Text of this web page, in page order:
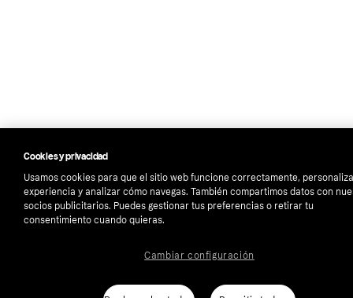
Cookies y privacidad
Usamos cookies para que el sitio web funcione correctamente,
experiencia y analizar cómo navegas. También compartimos datos con
socios publicitarios. Puedes gestionar tus preferencias o retirar tu
consentimiento cuando quieras.
Cambiar configuración